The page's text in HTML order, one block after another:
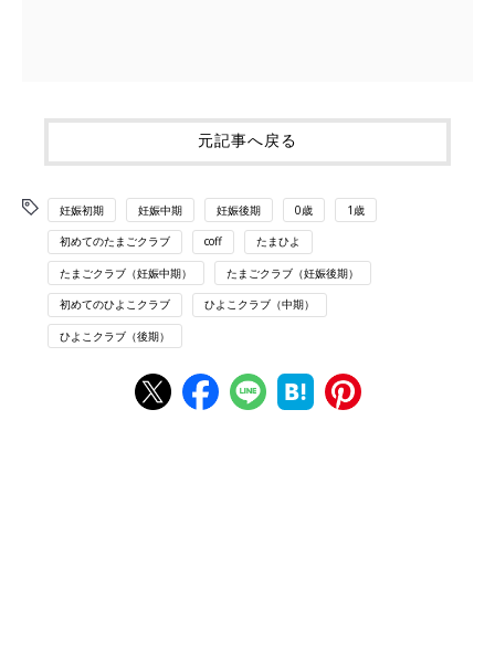
元記事へ戻る
妊娠初期 妊娠中期 妊娠後期 0歳 1歳
初めてのたまごクラブ coff たまひよ
たまごクラブ（妊娠中期） たまごクラブ（妊娠後期）
初めてのひよこクラブ ひよこクラブ（中期）
ひよこクラブ（後期）